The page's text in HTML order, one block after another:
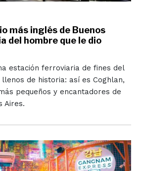
más inglés de Buenos
del hombre que le dio
estación ferroviaria de fines del
de historia: así es Coghlan,
pequeños y encantadores de
Aires.